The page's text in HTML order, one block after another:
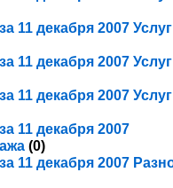
11 декабря 2007
11 декабря 2007
11 декабря 2007
11 декабря 2007
(0)
11 декабря 2007